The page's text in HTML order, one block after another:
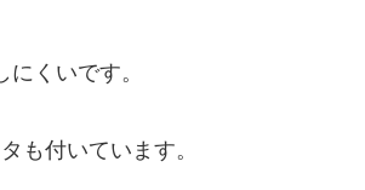
くいです。
も付いています。